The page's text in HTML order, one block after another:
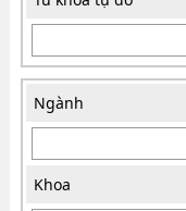
Ngành
Khoa